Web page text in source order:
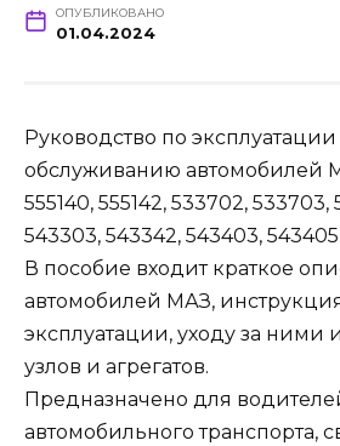
ОПУБЛИКОВАНО
01.04.2024
Руководство по
обслуживанию автомобилей
555140, 555142, 533702, 533703,
543303, 543342, 543403,
В пособие входит краткое
автомобилей МАЗ,
эксплуатации, уходу за ними
узлов и агрегатов.
Предназначено для
автомобильного транспорта,